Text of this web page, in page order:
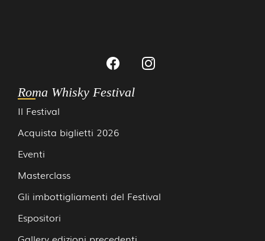
Roma Whisky Festival
Il Festival
Acquista biglietti 2026
Eventi
Masterclass
Gli imbottigliamenti del Festival
Espositori